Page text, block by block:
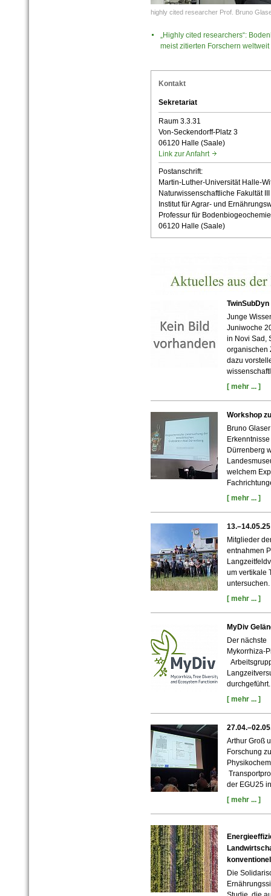
highly cited researcher Prof. Bruno
„Highly cited researchers“:
meist zitierten Forschern weltweit
Kontakt
Sekretariat
Raum 3.3.31
Von-Seckendorff-Platz 3
06120 Halle (Saale)
Link zur Anfahrt
Postanschrift:
Martin-Luther-Universität Halle-
Naturwissenschaftliche Fakultät III
Institut für Agrar- und
Professur für Bodenbiogeochemie
06120 Halle (Saale)
Junge
Juniwoche
in Novi Sad,
organischen
dazu
[ mehr ... ]
Workshop
Bruno
Dürrenberg
welchem
[ mehr ... ]
Mitglieder
entnahmen
um vertikale
untersuchen.
[ mehr ... ]
MyDiv
Der nächste
Mykorrhiza-
durchgeführt.
[ mehr ... ]
Arthur Groß
Forschung
der EGU25
[ mehr ... ]
Die